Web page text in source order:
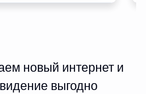
новый интернет и
выгодно